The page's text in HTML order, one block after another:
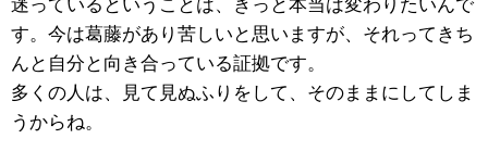
迷っているということは、きっと本当は変わりたいんで
す。今は葛藤があり苦しいと思いますが、それってきち
んと自分と向き合っている証拠です。
多くの人は、見て見ぬふりをして、そのままにしてしま
うからね。